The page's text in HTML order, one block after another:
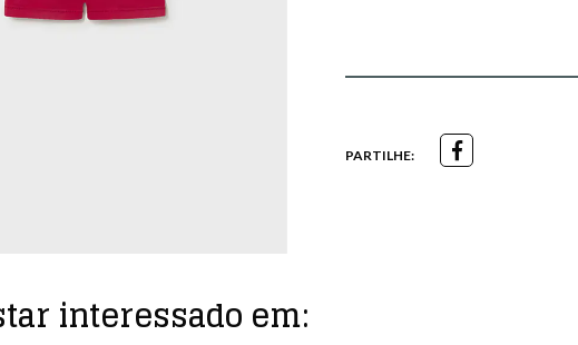
PARTILHE:
interessado em: